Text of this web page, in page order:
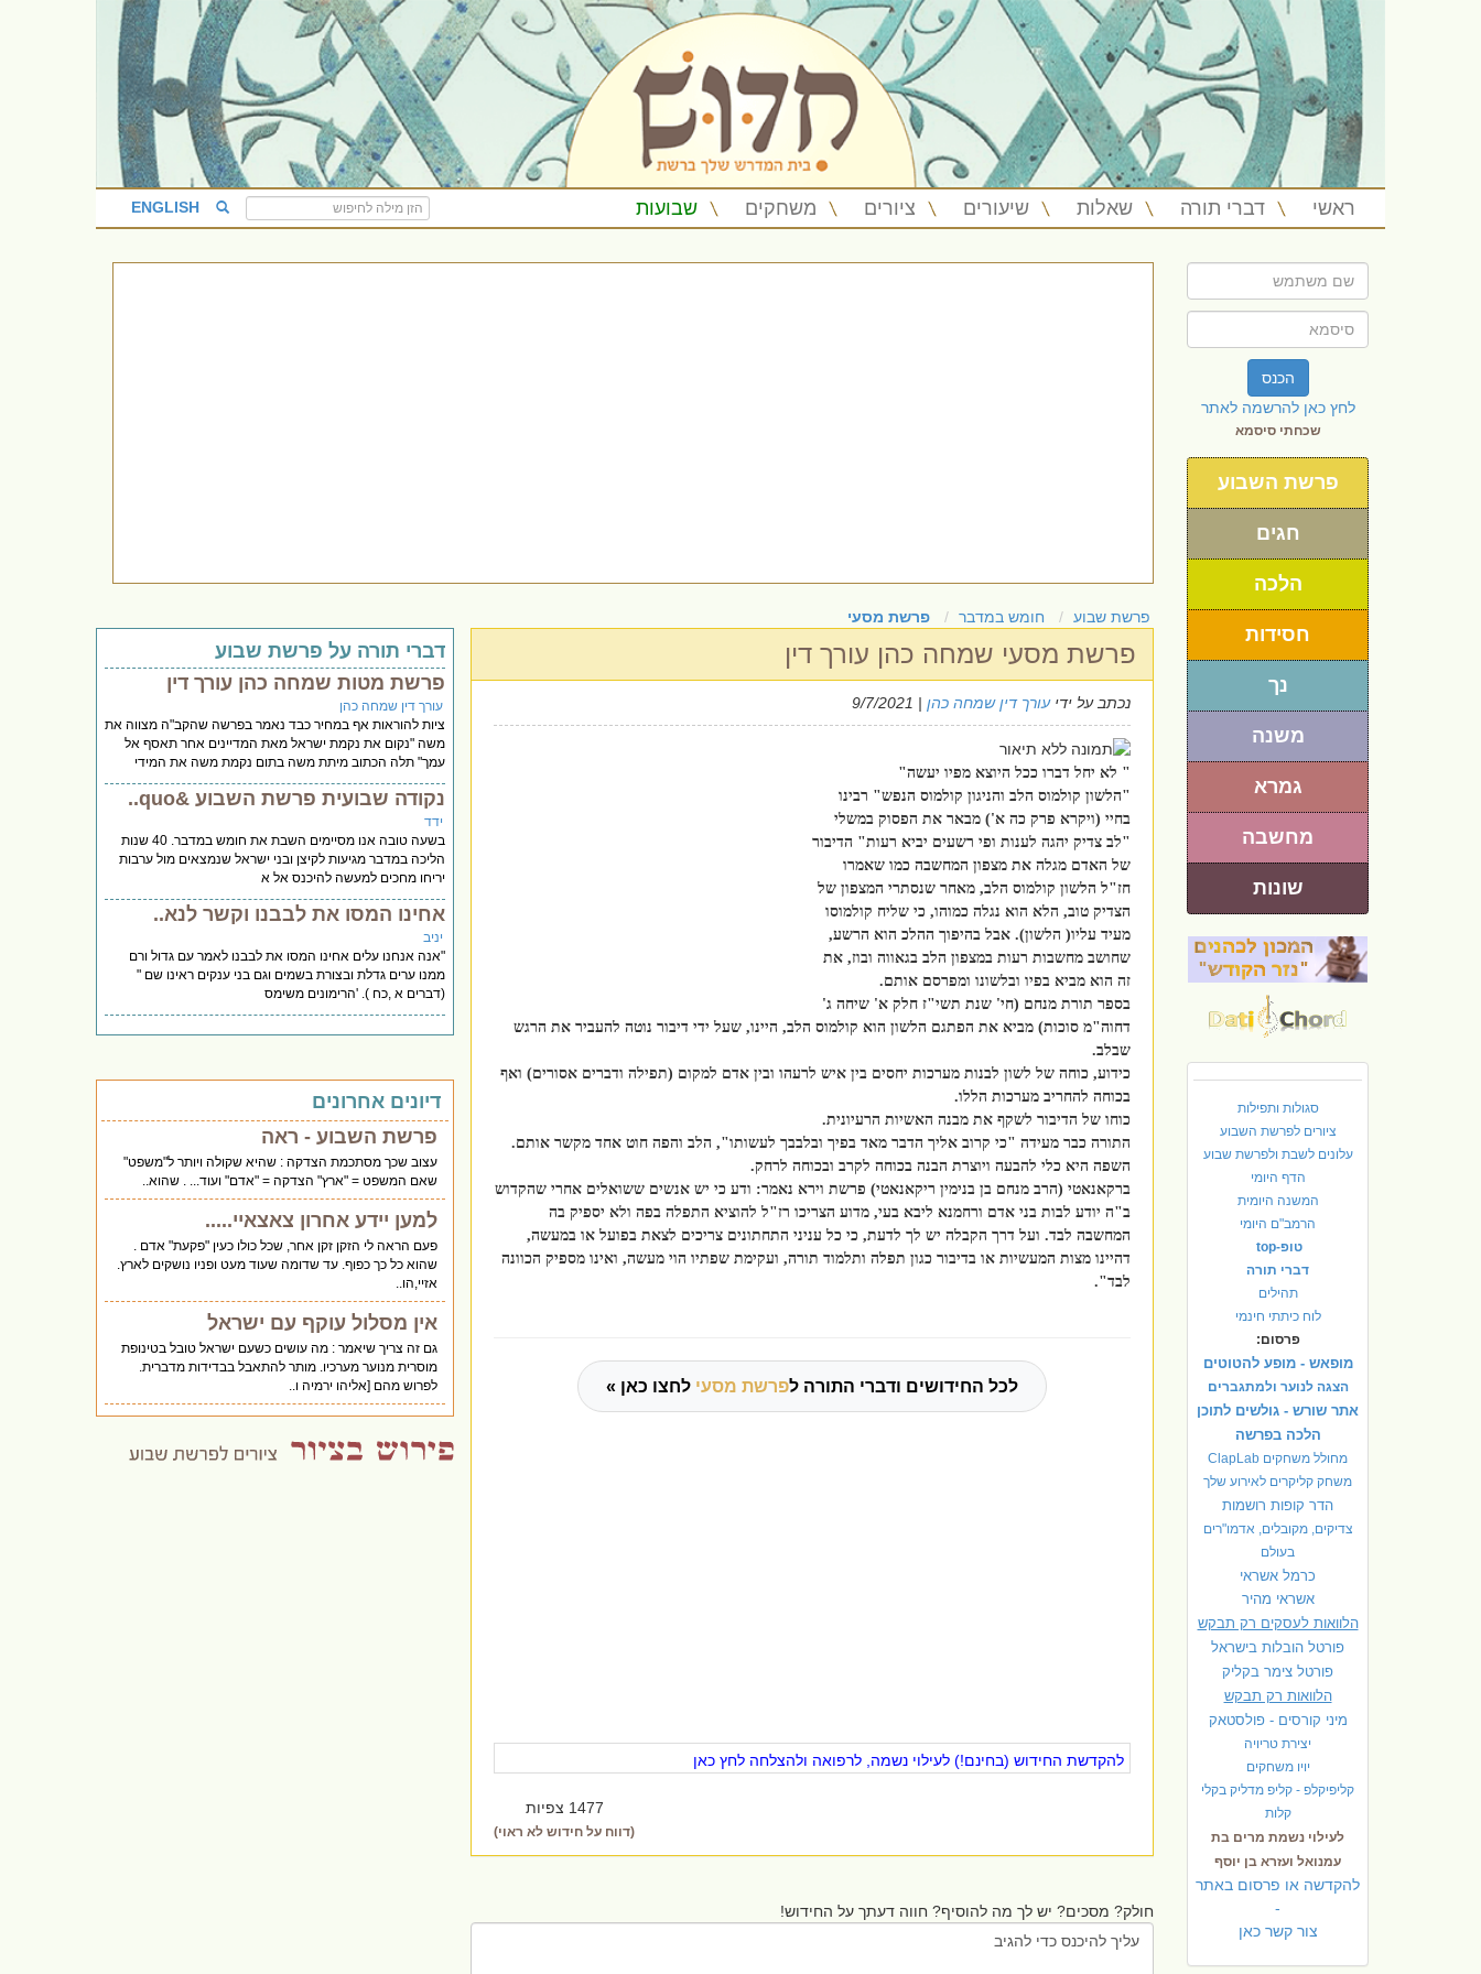
ראשי דברי תורה שאלות שיעורים ציורים משחקים שבועות ENGLISH
הכנס
לחץ כאן להרשמה לאתר
שכחתי סיסמא
פרשת השבוע
חגים
הלכה
חסידות
נך
משנה
גמרא
מחשבה
שונות
סגולות ותפילות
ציורים לפרשת השבוע
עלונים לשבת ולפרשת שבוע
הדף היומי
המשנה היומית
הרמב"ם היומי
טופ-top
דברי תורה
תהילים
לוח כיתתי חינמי
פרסום:
מופאש - מופע להטוטים
הצגה לנוער ולמתגברים
אתר שורש - גולשים לתוכן
הלכה בפרשה
מחולל משחקים ClapLab
משחק קליקרים לאירוע שלך
הדר קופות רושמות
צדיקים, מקובלים, אדמו"רים
בעולם
כרמל אשראי
אשראי מהיר
הלוואות לעסקים רק תבקש
פורטל הובלות בישראל
פורטל צימר בקליק
הלוואות רק תבקש
מיני קורסים - פולסטאק
יצירת טריויה
יויו משחקים
קליפיקלפ - קליפ מדליק בקלי
קלות
לעילוי נשמת מרים בת
עמנואל ועזרא בן יוסף
להקדשה או פרסום באתר
-
צור קשר כאן
פרשת שבוע חומש במדבר פרשת מסעי
פרשת מסעי שמחה כהן עורך דין
נכתב על ידיעורך דין שמחה כהן | 9/7/2021
" לא יחל דברו ככל היוצא מפיו יעשה"
"הלשון קולמוס הלב והניגון קולמוס הנפש" רבינו
בחיי (ויקרא פרק כה א') מבאר את הפסוק במשלי
"לב צדיק יהגה לענות ופי רשעים יביא רעות" הדיבור
של האדם מגלה את מצפון המחשבה כמו שאמרו
חז"ל הלשון קולמוס הלב, מאחר שנסתרי המצפון של
הצדיק טוב, הלא הוא נגלה כמוהו, כי שליח קולמוסו
מעיד עליו( הלשון). אבל בהיפוך ההלכ הוא הרשע,
שחושב מחשבות רעות במצפון הלב בגאווה ובוז, את
זה הוא מביא בפיו ובלשונו ומפרסם אותם.
בספר תורת מנחם (חי' שנת תשי"ז חלק א' שיחה ג'
דחוה"מ סוכות) מביא את הפתגם הלשון הוא קולמוס הלב, היינו, שעל ידי דיבור נוטה להעביר את הרגש
שבלב.
כידוע, כוחה של לשון לבנות מערכות יחסים בין איש לרעהו ובין אדם למקום (תפילה ודברים אסורים) ואף
בכוחה להחריב מערכות הללו.
כוחו של הדיבור לשקף את מבנה האשיות הרעיונית.
התורה כבר מעידה "כי קרוב אליך הדבר מאד בפיך ובלבבך לעשותו", הלב והפה חוט אחד מקשר אותם.
השפה היא כלי להבעה ויוצרת הבנה בכוחה לקרב ובכוחה לרחק.
ברקאנאטי (הרב מנחם בן בנימין ריקאנאטי) פרשת וירא נאמר: ודע כי יש אנשים ששואלים אחרי שהקדוש
ב"ה יודע לבות בני אדם ורחמנא ליבא בעי, מדוע הצריכו רז"ל להוציא התפלה בפה ולא יספיק בה
המחשבה לבד. ועל דרך הקבלה יש לך לדעת, כי כל עניני התחתונים צריכים לצאת בפועל או במעשה,
דהיינו מצות המעשיות או בדיבור כגון תפלה ותלמוד תורה, ועקימת שפתיו הוי מעשה, ואינו מספיק הכוונה
לבד".
לכל החידושים ודברי התורה לפרשת מסעי לחצו כאן »
להקדשת החידוש (בחינם!) לעילוי נשמה, לרפואה ולהצלחה לחץ כאן
1477 צפיות
(דווח על חידוש לא ראוי)
חולק? מסכים? יש לך מה להוסיף? חווה דעתך על החידוש!
דברי תורה על פרשת שבוע
פרשת מטות שמחה כהן עורך דין
עורך דין שמחה כהן
ציות להוראות אף במחיר כבד נאמר בפרשה שהקב"ה מצווה את
משה "נקום את נקמת ישראל מאת המדיינים אחר תאסף אל
עמך" תלה הכתוב מיתת משה בתום נקמת משה את המידי
נקודה שבועית פרשת השבוע &quo..
ידד
בשעה טובה אנו מסיימים השבת את חומש במדבר. 40 שנות
הליכה במדבר מגיעות לקיצן ובני ישראל שנמצאים מול ערבות
יריחו מחכים למעשה להיכנס אל א
אחינו המסו את לבבנו וקשר לנא..
יניב
"אנה אנחנו עלים אחינו המסו את לבבנו לאמר עם גדול ורם
ממנו ערים גדלת ובצורת בשמים וגם בני ענקים ראינו שם "
(דברים א ,כח ). 'הרימונים משימס
דיונים אחרונים
פרשת השבוע - ראה
עצוב שכך מסתכמת הצדקה : שהיא שקולה ויותר ל"משפט"
שאם המשפט = "ארץ" הצדקה = "אדם" ועוד... . שהוא..
למען יידע אחרון צאצאיי.....
פעם הראה לי הזקן זקן אחר, שכל כולו כעין "פקעת" אדם .
שהוא כל כך כפוף. עד שדומה שעוד מעט ופניו נושקים לארץ.
אזיי,הו..
אין מסלול עוקף עם ישראל
גם זה צריך שיאמר : מה עושים כשעם ישראל טובל בטינופת
מוסרית מנוער מערכיו. מותר להתאבל בבדידות מדברית.
לפרוש מהם [אליהו ירמיה ו..